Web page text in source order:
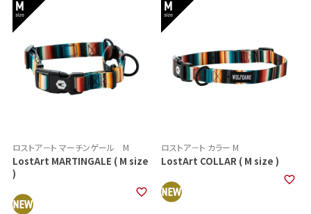
ロストア－ト マーチンゲール M
LostArt MARTINGALE ( M size
)
ロストア－ト カラー M
LostArt COLLAR ( M size )